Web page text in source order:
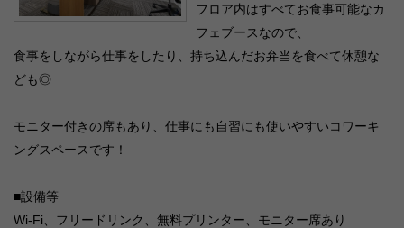
フロア内はすべてお食事可能なカ
フェブースなので、
食事をしながら仕事をしたり、持ち込んだお弁当を食べて休憩な
ども◎
モニター付きの席もあり、仕事にも自習にも使いやすいコワーキ
ングスペースです！
■設備等
Wi-Fi、フリードリンク、無料プリンター、モニター席あり